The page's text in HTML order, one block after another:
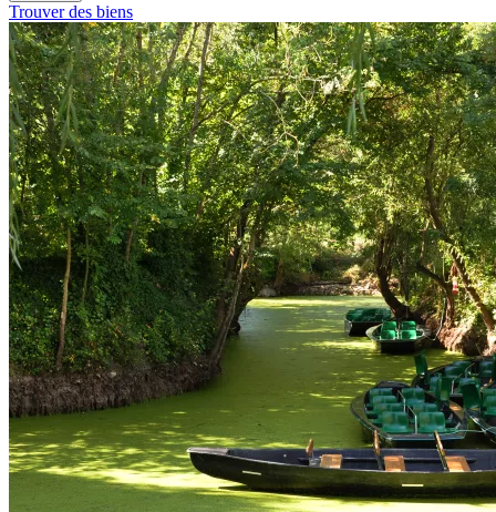
Trouver des biens